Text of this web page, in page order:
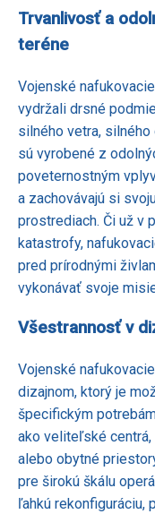
Trvanlivosť a
teréne
Vojenské
vydržali drsné
silného vetra,
sú vyrobené z
poveternostným
a zachovávajú si
prostrediach. Či už v
katastrofy,
pred prírodnými
vykonávať svoje
Všestrannosť v
Vojenské
dizajnom, ktorý je
špecifickým
ako veliteľské
alebo obytné
pre širokú škálu
ľahkú rekonfiguráciu,